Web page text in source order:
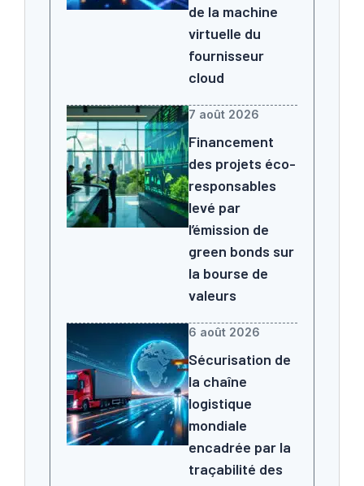
de la machine
virtuelle du
fournisseur
cloud
7 août 2026
Financement
des projets éco-
responsables
levé par
l’émission de
green bonds sur
la bourse de
valeurs
6 août 2026
Sécurisation de
la chaîne
logistique
mondiale
encadrée par la
traçabilité des